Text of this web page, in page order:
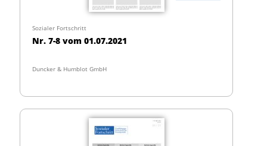
Sozialer Fortschritt
Nr. 7-8 vom 01.07.2021
Duncker & Humblot GmbH